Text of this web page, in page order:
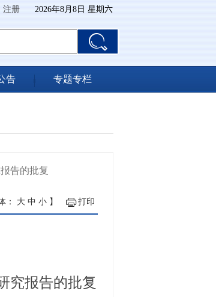
2026年8月8日 星期六
注册
告 专题专栏
告的批复
： 大 中 小 】 打印
究报告的批复